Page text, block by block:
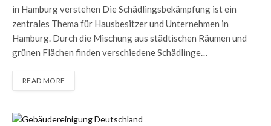
in Hamburg verstehen Die Schädlingsbekämpfung ist ein
zentrales Thema für Hausbesitzer und Unternehmen in
Hamburg. Durch die Mischung aus städtischen Räumen und
grünen Flächen finden verschiedene Schädlinge…
READ MORE